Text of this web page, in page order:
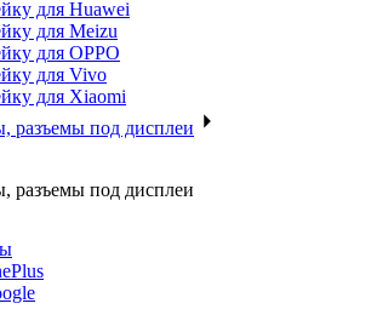
для Huawei
для Meizu
для OPPO
для Vivo
для Xiaomi
разъемы под дисплеи
разъемы под дисплеи